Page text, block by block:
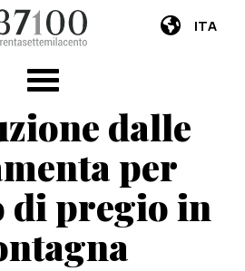
ITA
dalle
per
di pregio in